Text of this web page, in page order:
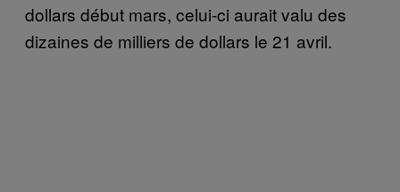
dollars début mars, celui-ci aurait valu des
dizaines de milliers de dollars le 21 avril.